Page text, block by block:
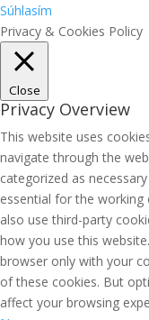
Súhlasím
Privacy & Cookies Policy
Close
Privacy Overview
This website uses
navigate through the
categorized as
essential for the
also use third-party
how you use this
browser only with your
of these cookies. But
affect your browsing